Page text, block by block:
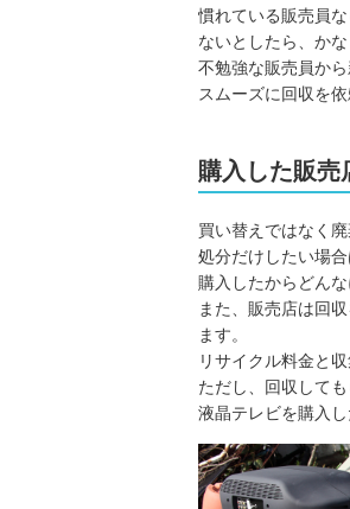
慣れている販売員
ないとしたら、か
不勉強な販売員か
スムーズに回収を
購入した販売
買い替えではなく
処分だけしたい場
購入したからどん
また、販売店は回
ます。
リサイクル料金と
ただし、回収して
液晶テレビを購入